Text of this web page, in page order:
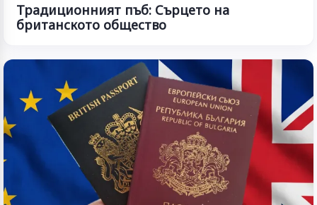
Традиционният пъб: Сърцето на
британското общество